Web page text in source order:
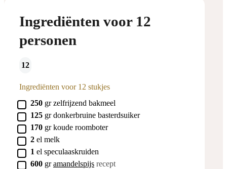
Ingrediënten voor 12
personen
12
Ingrediënten voor 12 stukjes
▢
250 gr zelfrijzend bakmeel
▢
125 gr donkerbruine basterdsuiker
▢
170 gr koude roomboter
▢
2 el melk
▢
1 el speculaaskruiden
▢
600 gr amandelspijs recept